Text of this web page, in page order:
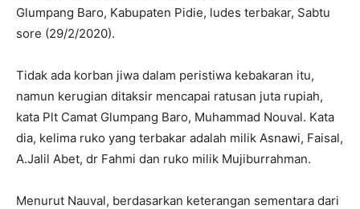
Glumpang Baro, Kabupaten Pidie, ludes terbakar, Sabtu
sore (29/2/2020).
Tidak ada korban jiwa dalam peristiwa kebakaran itu,
namun kerugian ditaksir mencapai ratusan juta rupiah,
kata Plt Camat Glumpang Baro, Muhammad Nouval. Kata
dia, kelima ruko yang terbakar adalah milik Asnawi, Faisal,
A.Jalil Abet, dr Fahmi dan ruko milik Mujiburrahman.
Menurut Nauval, berdasarkan keterangan sementara dari